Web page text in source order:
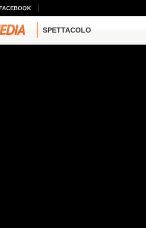
FACEBOOK
SPETTACOLO